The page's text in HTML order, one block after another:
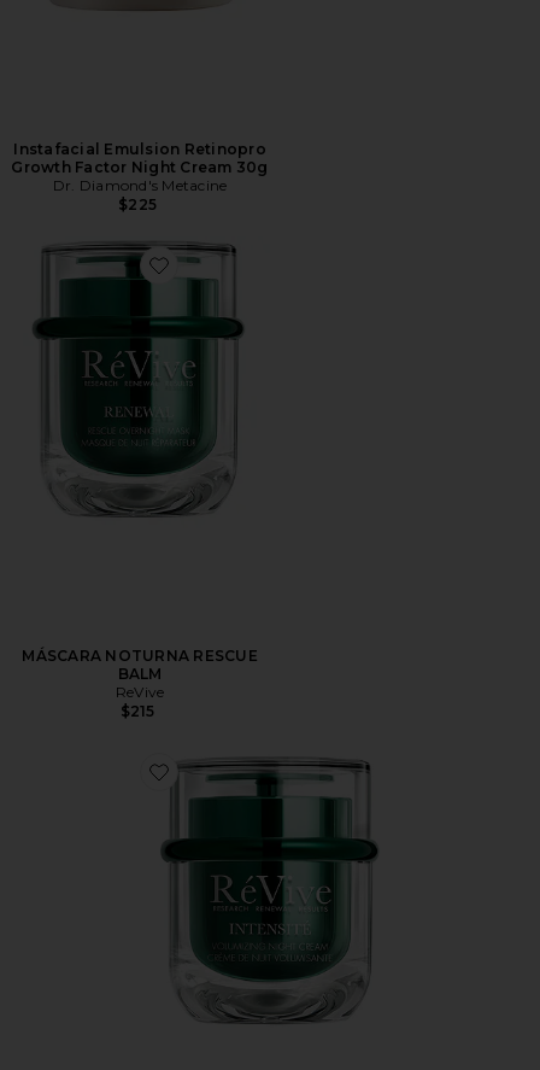
Instafacial Emulsion Retinopro
Growth Factor Night Cream 30g
Dr. Diamond's Metacine
$225
Favorite MÁSCARA NOTURNA RESCUE BALM
MÁSCARA NOTURNA RESCUE
BALM
ReVive
$215
Favorite Intensite Volumizing Night Cream